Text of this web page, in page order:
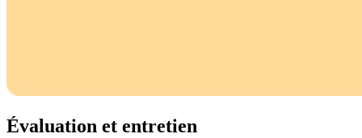
Évaluation et entretien